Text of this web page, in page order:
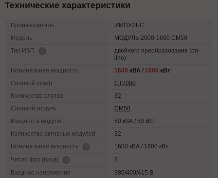
Технические характеристики
Производитель
ИМПУЛЬС
Модель
МОДУЛЬ 2000-1600 СМ50
Тип ИБП
двойного преобразования (on-
line)
Номинальная мощность
1600 кВА / 1600 кВт
Силовой шкаф
СТ2000
Количество слотов
32
Силовой модуль
СМ50
Мощность модуля
50 кВА / 50 кВт
Количество активных модулей
32
Номинальная мощность
1600 кВА / 1600 кВт
Число фаз (вход)
3
Входное напряжение
380/400/415 В